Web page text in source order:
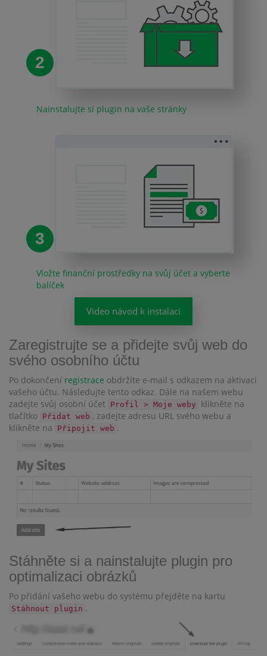
2
Nainstalujte si plugin na vaše stránky
3
Vložte finanční prostředky na svůj účet a vyberte
balíček
Video návod k instalaci
Zaregistrujte se a přidejte svůj web do
svého osobního účtu
Po dokončení registrace obdržíte e-mail s odkazem na aktivaci
vašeho účtu. Následujte tento odkaz. Dále na našem webu
zadejte svůj osobní účet Profil > Moje weby
klikněte na
tlačítko Přidat web , zadejte adresu URL svého webu a
klikněte na
Připojit web .
Stáhněte si a nainstalujte plugin pro
optimalizaci obrázků
Po přidání vašeho webu do systému přejděte na kartu
Stáhnout plugin .